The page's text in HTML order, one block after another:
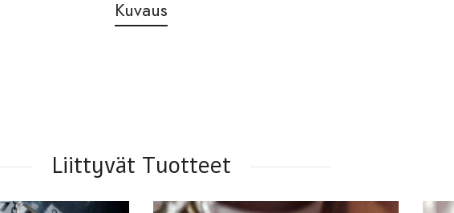
Kuvaus
Liittyvät Tuotteet